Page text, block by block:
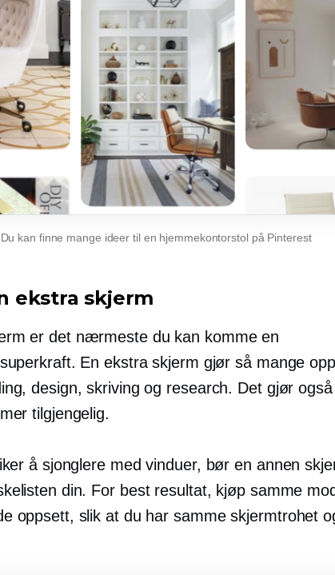
Du kan finne mange ideer til en hjemmekontorstol på Pinterest
ekstra skjerm
er det nærmeste du kan komme en
En ekstra skjerm gjør så mange
design, skriving og research. Det gjør også
mer tilgjengelig.
å sjonglere med vinduer, bør en annen
din. For best resultat, kjøp samme
oppsett, slik at du har samme skjermtrohet